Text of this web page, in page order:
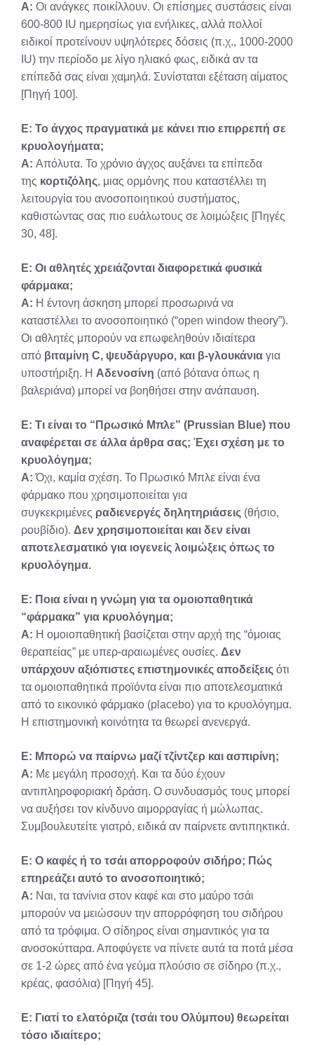
Α: Οι ανάγκες ποικίλλουν. Οι επίσημες συστάσεις είναι
600-800 IU ημερησίως για ενήλικες, αλλά πολλοί
ειδικοί προτείνουν υψηλότερες δόσεις (π.χ., 1000-2000
IU) την περίοδο με λίγο ηλιακό φως, ειδικά αν τα
επίπεδά σας είναι χαμηλά. Συνίσταται εξέταση αίματος
[Πηγή 100].
Ε: Το άγχος πραγματικά με κάνει πιο επιρρεπή σε
κρυολογήματα;
Α: Απόλυτα. Το χρόνιο άγχος αυξάνει τα επίπεδα
της κορτιζόλης, μιας ορμόνης που καταστέλλει τη
λειτουργία του ανοσοποιητικού συστήματος,
καθιστώντας σας πιο ευάλωτους σε λοιμώξεις [Πηγές
30, 48].
Ε: Οι αθλητές χρειάζονται διαφορετικά φυσικά
φάρμακα;
Α: Η έντονη άσκηση μπορεί προσωρινά να
καταστέλλει το ανοσοποιητικό (“open window theory”).
Οι αθλητές μπορούν να επωφεληθούν ιδιαίτερα
από βιταμίνη C, ψευδάργυρο, και β-γλουκάνια για
υποστήριξη. Η Αδενοσίνη (από βότανα όπως η
βαλεριάνα) μπορεί να βοηθήσει στην ανάπαυση.
Ε: Τι είναι το “Πρωσικό Μπλε” (Prussian Blue) που
αναφέρεται σε άλλα άρθρα σας; Έχει σχέση με το
κρυολόγημα;
Α: Όχι, καμία σχέση. Το Πρωσικό Μπλε είναι ένα
φάρμακο που χρησιμοποιείται για
συγκεκριμένες ραδιενεργές δηλητηριάσεις (θήσιο,
ρουβίδιο). Δεν χρησιμοποιείται και δεν είναι
αποτελεσματικό για ιογενείς λοιμώξεις όπως το
κρυολόγημα.
Ε: Ποια είναι η γνώμη για τα ομοιοπαθητικά
“φάρμακα” για κρυολόγημα;
Α: Η ομοιοπαθητική βασίζεται στην αρχή της “όμοιας
θεραπείας” με υπερ-αραιωμένες ουσίες. Δεν
υπάρχουν αξιόπιστες επιστημονικές αποδείξεις ότι
τα ομοιοπαθητικά προϊόντα είναι πιο αποτελεσματικά
από το εικονικό φάρμακο (placebo) για το κρυολόγημα.
Η επιστημονική κοινότητα τα θεωρεί ανενεργά.
Ε: Μπορώ να παίρνω μαζί τζίντζερ και ασπιρίνη;
Α: Με μεγάλη προσοχή. Και τα δύο έχουν
αντιπληροφοριακή δράση. Ο συνδυασμός τους μπορεί
να αυξήσει τον κίνδυνο αιμορραγίας ή μώλωπας.
Συμβουλευτείτε γιατρό, ειδικά αν παίρνετε αντιπηκτικά.
Ε: Ο καφές ή το τσάι απορροφούν σιδήρο; Πώς
επηρεάζει αυτό το ανοσοποιητικό;
Α: Ναι, τα τανίνια στον καφέ και στο μαύρο τσάι
μπορούν να μειώσουν την απορρόφηση του σιδήρου
από τα τρόφιμα. Ο σίδηρος είναι σημαντικός για τα
ανοσοκύτταρα. Αποφύγετε να πίνετε αυτά τα ποτά μέσα
σε 1-2 ώρες από ένα γεύμα πλούσιο σε σίδηρο (π.χ.,
κρέας, φασόλια) [Πηγή 45].
Ε: Γιατί το ελατόριζα (τσάι του Ολύμπου) θεωρείται
τόσο ιδιαίτερο;